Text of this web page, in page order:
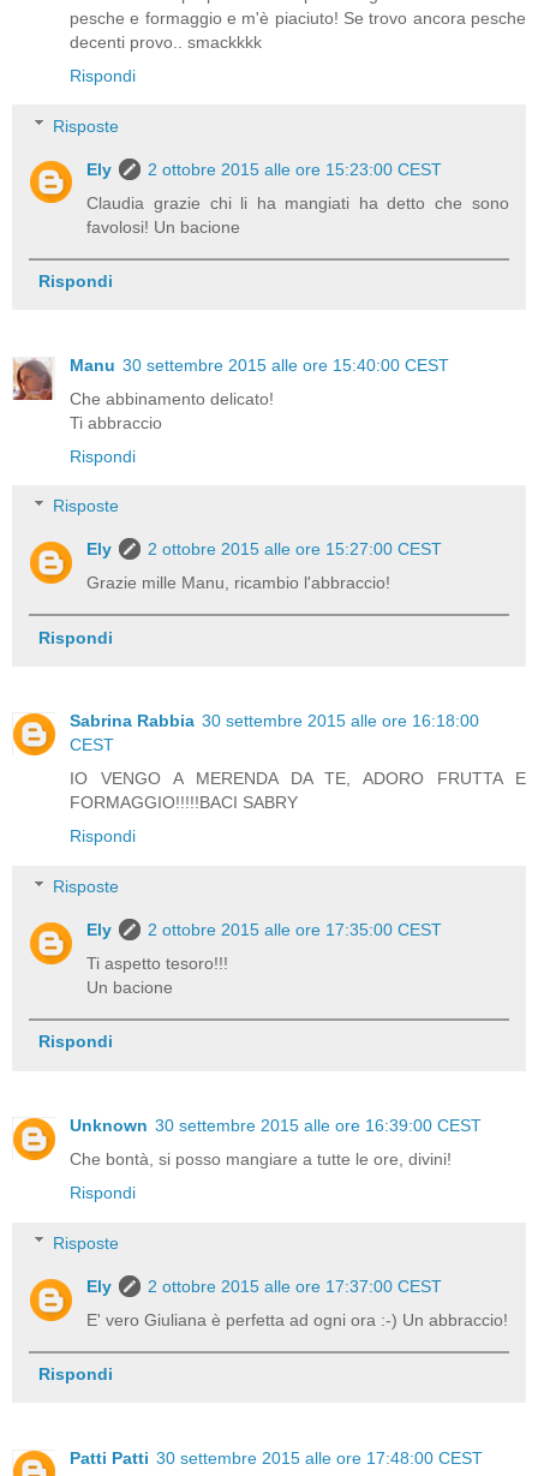
pesche e formaggio e m'è piaciuto! Se trovo ancora pesche
decenti provo.. smackkkk
Rispondi
Risposte
Ely
2 ottobre 2015 alle ore 15:23:00 CEST
Claudia grazie chi li ha mangiati ha detto che sono
favolosi! Un bacione
Rispondi
Manu 30 settembre 2015 alle ore 15:40:00 CEST
Che abbinamento delicato!
Ti abbraccio
Rispondi
Risposte
Ely
2 ottobre 2015 alle ore 15:27:00 CEST
Grazie mille Manu, ricambio l'abbraccio!
Rispondi
Sabrina Rabbia 30 settembre 2015 alle ore 16:18:00
CEST
IO VENGO A MERENDA DA TE, ADORO FRUTTA E
FORMAGGIO!!!!!BACI SABRY
Rispondi
Risposte
Ely
2 ottobre 2015 alle ore 17:35:00 CEST
Ti aspetto tesoro!!!
Un bacione
Rispondi
Unknown 30 settembre 2015 alle ore 16:39:00 CEST
Che bontà, si posso mangiare a tutte le ore, divini!
Rispondi
Risposte
Ely
2 ottobre 2015 alle ore 17:37:00 CEST
E' vero Giuliana è perfetta ad ogni ora :-) Un abbraccio!
Rispondi
Patti Patti 30 settembre 2015 alle ore 17:48:00 CEST